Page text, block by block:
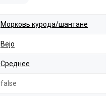
Морковь курода/шантане
Bejo
Среднее
false